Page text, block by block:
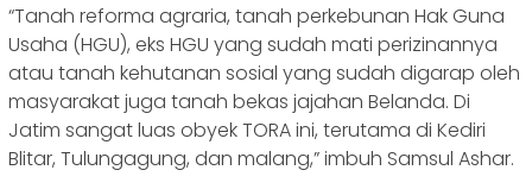
“Tanah reforma agraria, tanah perkebunan Hak Guna
Usaha (HGU), eks HGU yang sudah mati perizinannya
atau tanah kehutanan sosial yang sudah digarap oleh
masyarakat juga tanah bekas jajahan Belanda. Di
Jatim sangat luas obyek TORA ini, terutama di Kediri
Blitar, Tulungagung, dan malang,” imbuh Samsul Ashar.